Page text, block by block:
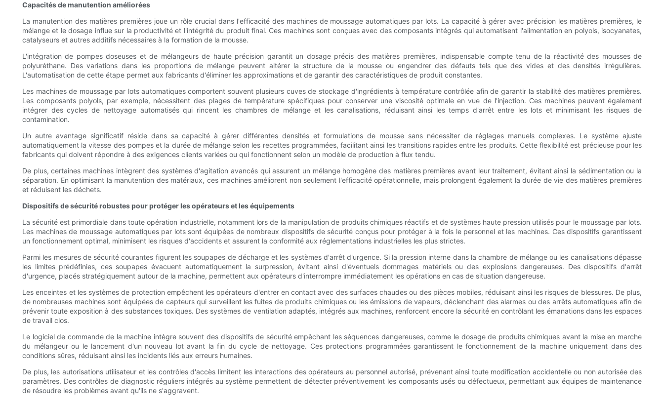
Capacités de manutention améliorées
La manutention des matières premières joue un rôle crucial dans l'efficacité des machines de moussage automatiques par lots. La capacité à gérer avec précision les matières premières, le
mélange et le dosage influe sur la productivité et l'intégrité du produit final. Ces machines sont conçues avec des composants intégrés qui automatisent l'alimentation en polyols, isocyanates,
catalyseurs et autres additifs nécessaires à la formation de la mousse.
L'intégration de pompes doseuses et de mélangeurs de haute précision garantit un dosage précis des matières premières, indispensable compte tenu de la réactivité des mousses de
polyuréthane. Des variations dans les proportions de mélange peuvent altérer la structure de la mousse ou engendrer des défauts tels que des vides et des densités irrégulières.
L'automatisation de cette étape permet aux fabricants d'éliminer les approximations et de garantir des caractéristiques de produit constantes.
Les machines de moussage par lots automatiques comportent souvent plusieurs cuves de stockage d'ingrédients à température contrôlée afin de garantir la stabilité des matières premières.
Les composants polyols, par exemple, nécessitent des plages de température spécifiques pour conserver une viscosité optimale en vue de l'injection. Ces machines peuvent également
intégrer des cycles de nettoyage automatisés qui rincent les chambres de mélange et les canalisations, réduisant ainsi les temps d'arrêt entre les lots et minimisant les risques de
contamination.
Un autre avantage significatif réside dans sa capacité à gérer différentes densités et formulations de mousse sans nécessiter de réglages manuels complexes. Le système ajuste
automatiquement la vitesse des pompes et la durée de mélange selon les recettes programmées, facilitant ainsi les transitions rapides entre les produits. Cette flexibilité est précieuse pour les
fabricants qui doivent répondre à des exigences clients variées ou qui fonctionnent selon un modèle de production à flux tendu.
De plus, certaines machines intègrent des systèmes d'agitation avancés qui assurent un mélange homogène des matières premières avant leur traitement, évitant ainsi la sédimentation ou la
séparation. En optimisant la manutention des matériaux, ces machines améliorent non seulement l'efficacité opérationnelle, mais prolongent également la durée de vie des matières premières
et réduisent les déchets.
Dispositifs de sécurité robustes pour protéger les opérateurs et les équipements
La sécurité est primordiale dans toute opération industrielle, notamment lors de la manipulation de produits chimiques réactifs et de systèmes haute pression utilisés pour le moussage par lots.
Les machines de moussage automatiques par lots sont équipées de nombreux dispositifs de sécurité conçus pour protéger à la fois le personnel et les machines. Ces dispositifs garantissent
un fonctionnement optimal, minimisent les risques d'accidents et assurent la conformité aux réglementations industrielles les plus strictes.
Parmi les mesures de sécurité courantes figurent les soupapes de décharge et les systèmes d'arrêt d'urgence. Si la pression interne dans la chambre de mélange ou les canalisations dépasse
les limites prédéfinies, ces soupapes évacuent automatiquement la surpression, évitant ainsi d'éventuels dommages matériels ou des explosions dangereuses. Des dispositifs d'arrêt
d'urgence, placés stratégiquement autour de la machine, permettent aux opérateurs d'interrompre immédiatement les opérations en cas de situation dangereuse.
Les enceintes et les systèmes de protection empêchent les opérateurs d'entrer en contact avec des surfaces chaudes ou des pièces mobiles, réduisant ainsi les risques de blessures. De plus,
de nombreuses machines sont équipées de capteurs qui surveillent les fuites de produits chimiques ou les émissions de vapeurs, déclenchant des alarmes ou des arrêts automatiques afin de
prévenir toute exposition à des substances toxiques. Des systèmes de ventilation adaptés, intégrés aux machines, renforcent encore la sécurité en contrôlant les émanations dans les espaces
de travail clos.
Le logiciel de commande de la machine intègre souvent des dispositifs de sécurité empêchant les séquences dangereuses, comme le dosage de produits chimiques avant la mise en marche
du mélangeur ou le lancement d'un nouveau lot avant la fin du cycle de nettoyage. Ces protections programmées garantissent le fonctionnement de la machine uniquement dans des
conditions sûres, réduisant ainsi les incidents liés aux erreurs humaines.
De plus, les autorisations utilisateur et les contrôles d'accès limitent les interactions des opérateurs au personnel autorisé, prévenant ainsi toute modification accidentelle ou non autorisée des
paramètres. Des contrôles de diagnostic réguliers intégrés au système permettent de détecter préventivement les composants usés ou défectueux, permettant aux équipes de maintenance
de résoudre les problèmes avant qu'ils ne s'aggravent.